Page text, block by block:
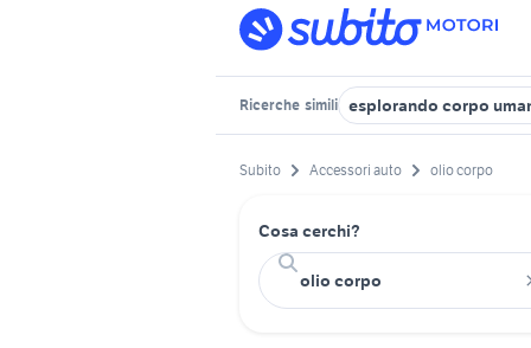
Ricerche simili esplorando corpo
Subito Accessori auto olio corpo
Cosa cerchi?